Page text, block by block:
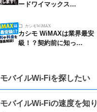
ードワイマックス…
カシモWiMAX
カシモ WiMAXは業界最安
級！？契約前に知っ…
モバイルWi-Fiを探したい
モバイルWi-Fiの速度を知り